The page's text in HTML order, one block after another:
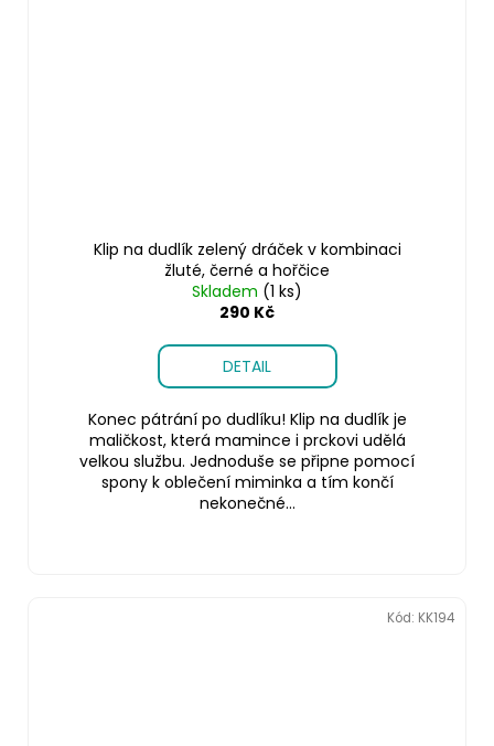
Klip na dudlík zelený dráček v kombinaci
žluté, černé a hořčice
Skladem (1 ks)
290 Kč
DETAIL
Konec pátrání po dudlíku! Klip na dudlík je
maličkost, která mamince i prckovi udělá
velkou službu. Jednoduše se připne pomocí
spony k oblečení miminka a tím končí
nekonečné...
Kód: KK194